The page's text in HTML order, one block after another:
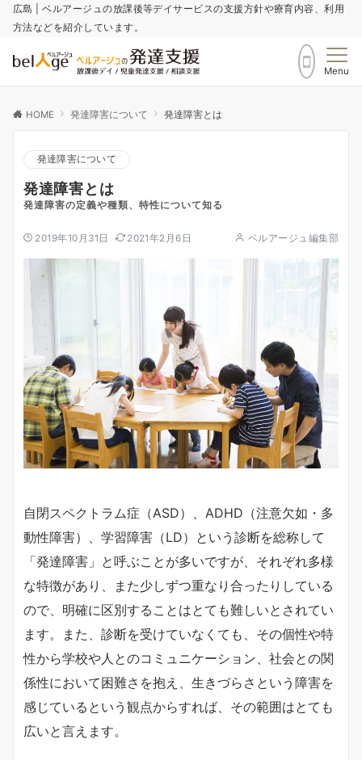
広島 | ベルアージュの放課後等デイサービスの支援方針や療育内容、利用
方法などを紹介しています。
Menu
HOME 発達障害について 発達障害とは
発達障害について
発達障害とは
発達障害の定義や種類、特性について知る
2019年10月31日 2021年2月6日 ベルアージュ編集部
自閉スペクトラム症（ASD）、ADHD（注意欠如・多
動性障害）、学習障害（LD）という診断を総称して
「発達障害」と呼ぶことが多いですが、それぞれ多様
な特徴があり、また少しずつ重なり合ったりしている
ので、明確に区別することはとても難しいとされてい
ます。また、診断を受けていなくても、その個性や特
性から学校や人とのコミュニケーション、社会との関
係性において困難さを抱え、生きづらさという障害を
感じているという観点からすれば、その範囲はとても
広いと言えます。